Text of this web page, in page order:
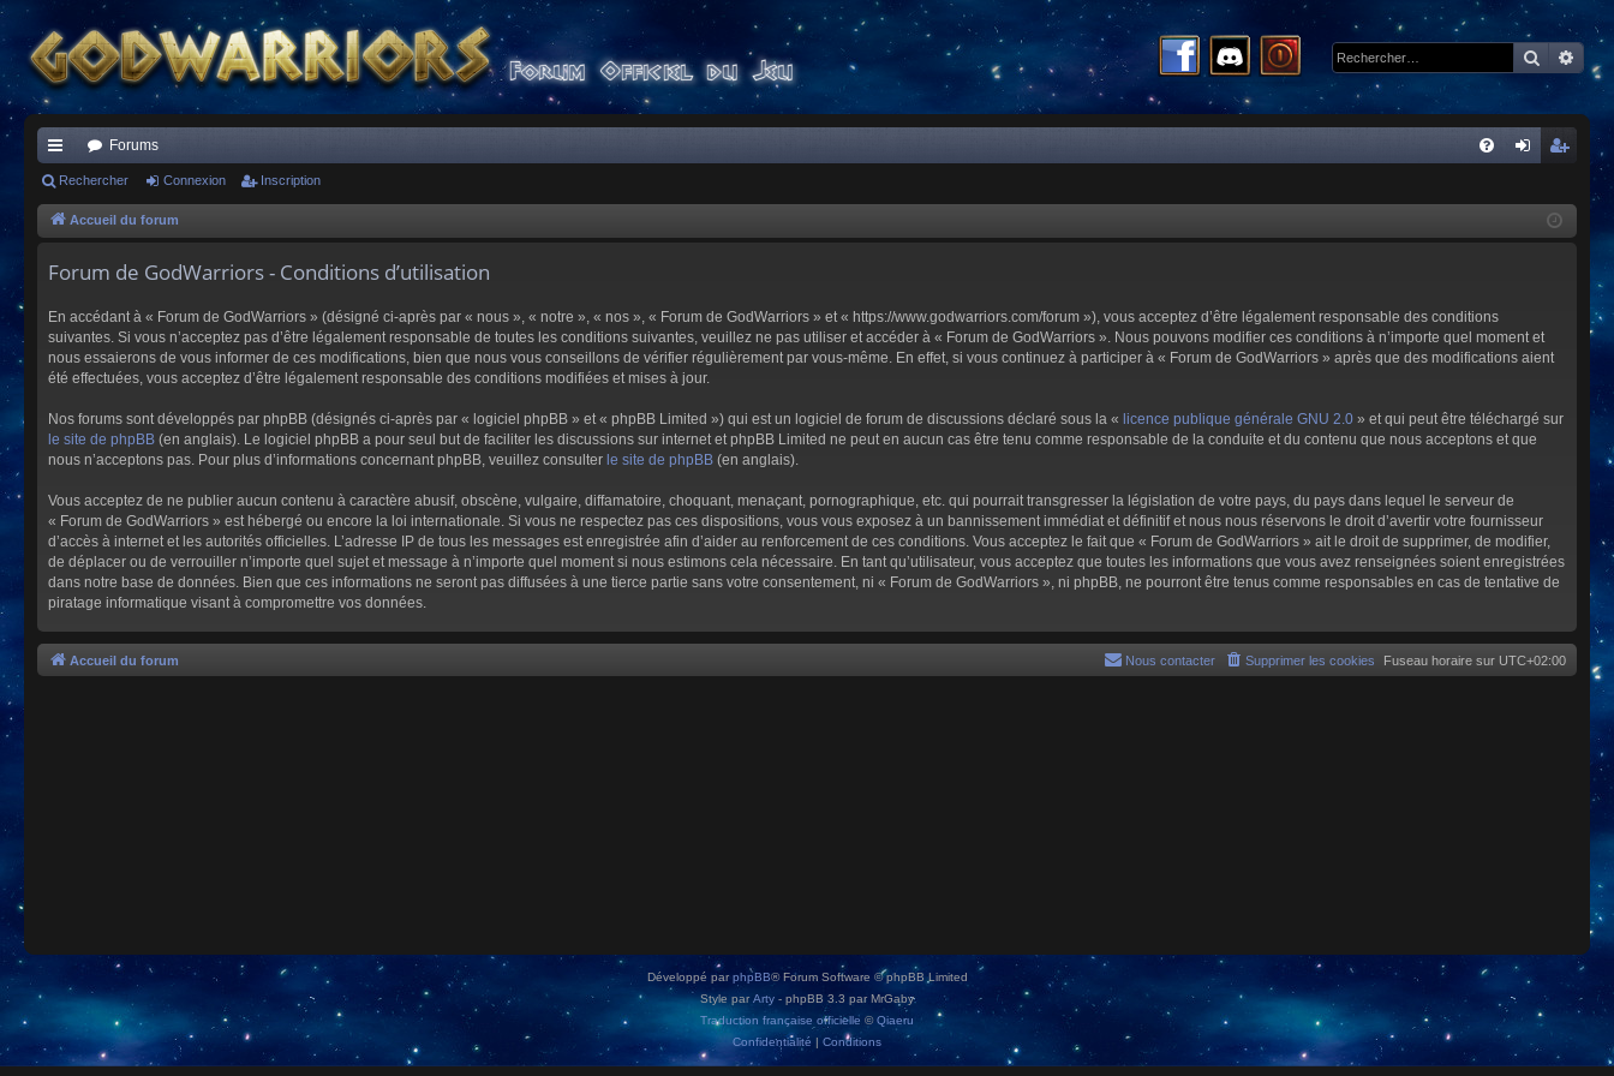
ac
co
s
Forums
cri
Rechercher Connexion Inscription
Accueil du forum
Forum de GodWarriors - Conditions d’utilisation
En accédant à « Forum de GodWarriors » (désigné ci-après par « nous », « notre », « nos », « Forum de GodWarriors » et « https://www.godwarriors.com/forum »), vous acceptez d’être légalement responsable des conditions
suivantes. Si vous n’acceptez pas d’être légalement responsable de toutes les conditions suivantes, veuillez ne pas utiliser et accéder à « Forum de GodWarriors ». Nous pouvons modifier ces conditions à n’importe quel moment et
nous essaierons de vous informer de ces modifications, bien que nous vous conseillons de vérifier régulièrement par vous-même. En effet, si vous continuez à participer à « Forum de GodWarriors » après que des modifications aient
été effectuées, vous acceptez d’être légalement responsable des conditions modifiées et mises à jour.
Nos forums sont développés par phpBB (désignés ci-après par « logiciel phpBB » et « phpBB Limited ») qui est un logiciel de forum de discussions déclaré sous la « licence publique générale GNU 2.0 » et qui peut être téléchargé sur
le site de phpBB (en anglais). Le logiciel phpBB a pour seul but de faciliter les discussions sur internet et phpBB Limited ne peut en aucun cas être tenu comme responsable de la conduite et du contenu que nous acceptons et que
nous n’acceptons pas. Pour plus d’informations concernant phpBB, veuillez consulter le site de phpBB (en anglais).
Vous acceptez de ne publier aucun contenu à caractère abusif, obscène, vulgaire, diffamatoire, choquant, menaçant, pornographique, etc. qui pourrait transgresser la législation de votre pays, du pays dans lequel le serveur de
« Forum de GodWarriors » est hébergé ou encore la loi internationale. Si vous ne respectez pas ces dispositions, vous vous exposez à un bannissement immédiat et définitif et nous nous réservons le droit d’avertir votre fournisseur
d’accès à internet et les autorités officielles. L’adresse IP de tous les messages est enregistrée afin d’aider au renforcement de ces conditions. Vous acceptez le fait que « Forum de GodWarriors » ait le droit de supprimer, de modifier,
de déplacer ou de verrouiller n’importe quel sujet et message à n’importe quel moment si nous estimons cela nécessaire. En tant qu’utilisateur, vous acceptez que toutes les informations que vous avez renseignées soient enregistrées
dans notre base de données. Bien que ces informations ne seront pas diffusées à une tierce partie sans votre consentement, ni « Forum de GodWarriors », ni phpBB, ne pourront être tenus comme responsables en cas de tentative de
piratage informatique visant à compromettre vos données.
Accueil du forum Fuseau horaire sur UTC+02:00
Supprimer les cookies
Nous contacter
Développé parphpBB® Forum Software © phpBB Limited
Style par Arty - phpBB 3.3 par MrGaby
Traduction française officielle ©Qiaeru
Confidentialité | Conditions